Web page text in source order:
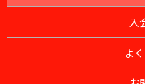
入
よ